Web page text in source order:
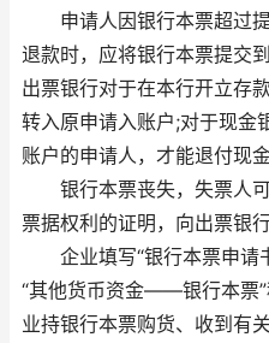
申请人因银行本票超过
退款时，应将银行本票提交
出票银行对于在本行开立存
转入原申请入账户;对于现金
账户的申请人，才能退付现金
银行本票丧失，失票人
票据权利的证明，向出票银
企业填写“银行本票申请
“其他货币资金——银行本票”
业持银行本票购货、收到有